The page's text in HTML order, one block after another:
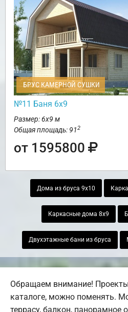
БРУС КАМЕРНОЙ СУШКИ
№11 Баня 6х9
Размер: 6х9 м
Общая площадь: 912
от 1595800
Дома из бруса 9х10
Каркасные дома 8х9
Двухэтажные бани из бруса
Обращаем внимание!
каталоге, можно поменять.
террасу, балкон, панорамное